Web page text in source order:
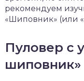
рекомендуем
«Шиповник» (или
Пуловер с
шиповник»